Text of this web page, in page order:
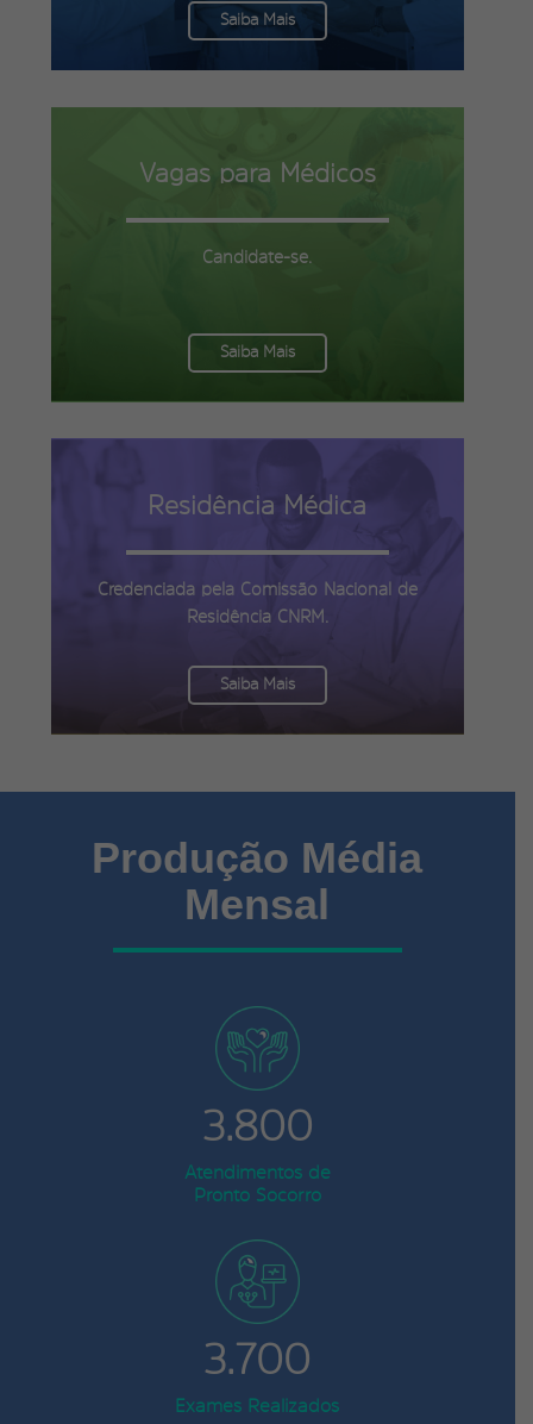
Saiba Mais
Vagas para Médicos
Candidate-se.
Saiba Mais
Residência Médica
Credenciada pela Comissão Nacional de
Residência CNRM.
Saiba Mais
Produção Média
Mensal
3.800
Atendimentos de
Pronto Socorro
3.700
Exames Realizados